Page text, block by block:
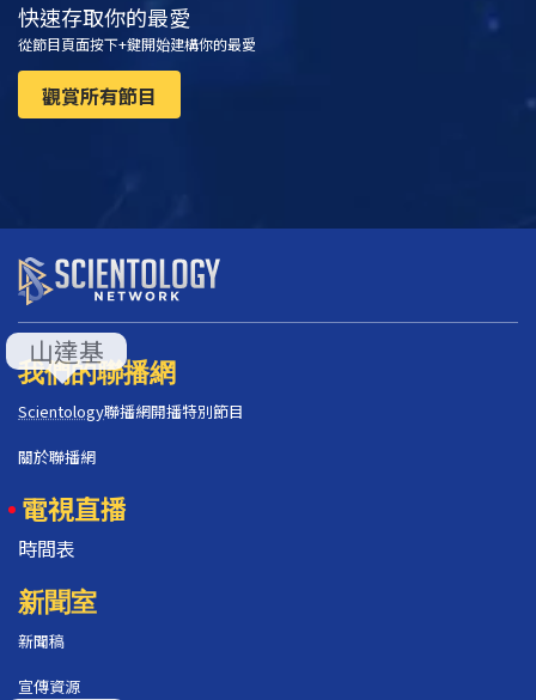
快速存取你的最愛
從節目頁面按下+鍵開始建構你的最愛
觀賞所有節目
我們的聯播網
Scientology聯播網開播特別節目
關於聯播網
電視直播
時間表
新聞室
新聞稿
宣傳資源